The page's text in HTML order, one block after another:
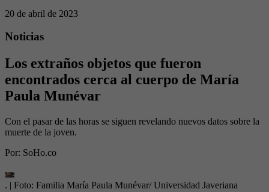
20 de abril de 2023
Noticias
Los extraños objetos que fueron
encontrados cerca al cuerpo de María
Paula Munévar
Con el pasar de las horas se siguen revelando nuevos datos sobre la
muerte de la joven.
Por: SoHo.co
. | Foto: Familia María Paula Munévar/ Universidad Javeriana